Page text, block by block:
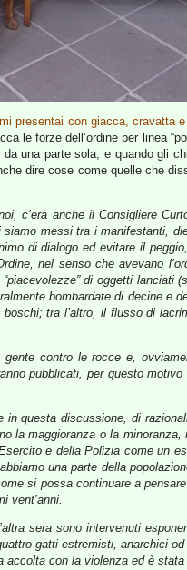
mi presentai con giacca, cravatta
forze dell’ordine per linea
una parte sola; e quando gli
dire cose come quelle che
c’era anche il Consigliere
messi tra i manifestanti,
di dialogo ed evitare il
nel senso che avevano
di oggetti lanciati
bombardate di decine e
tra l’altro, il flusso di
contro le rocce e,
pubblicati, per questo
questa discussione, di
maggioranza o la
e della Polizia come un
una parte della
si possa continuare a
vent’anni.
sera sono intervenuti
gatti estremisti, anarchici
con la violenza ed è